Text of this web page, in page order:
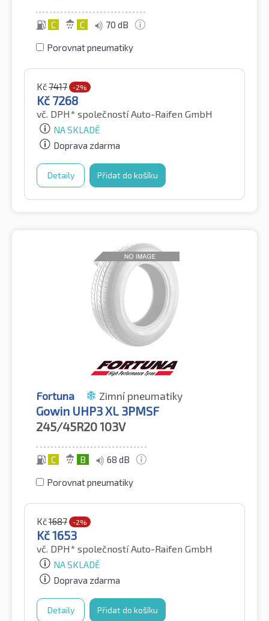
C C 70 dB
Porovnat pneumatiky
Kč7417 -2%
Kč 7268
vč. DPH* společností Auto-Raifen GmbH
NA SKLADĚ
Doprava zdarma
Detaily Přidat do košíku
Fortuna Zimní pneumatiky
Gowin UHP3 XL 3PMSF
245/45R20103V
C B 68 dB
Porovnat pneumatiky
Kč1687 -2%
Kč1653
vč. DPH* společností Auto-Raifen GmbH
NA SKLADĚ
Doprava zdarma
Detaily Přidat do košíku